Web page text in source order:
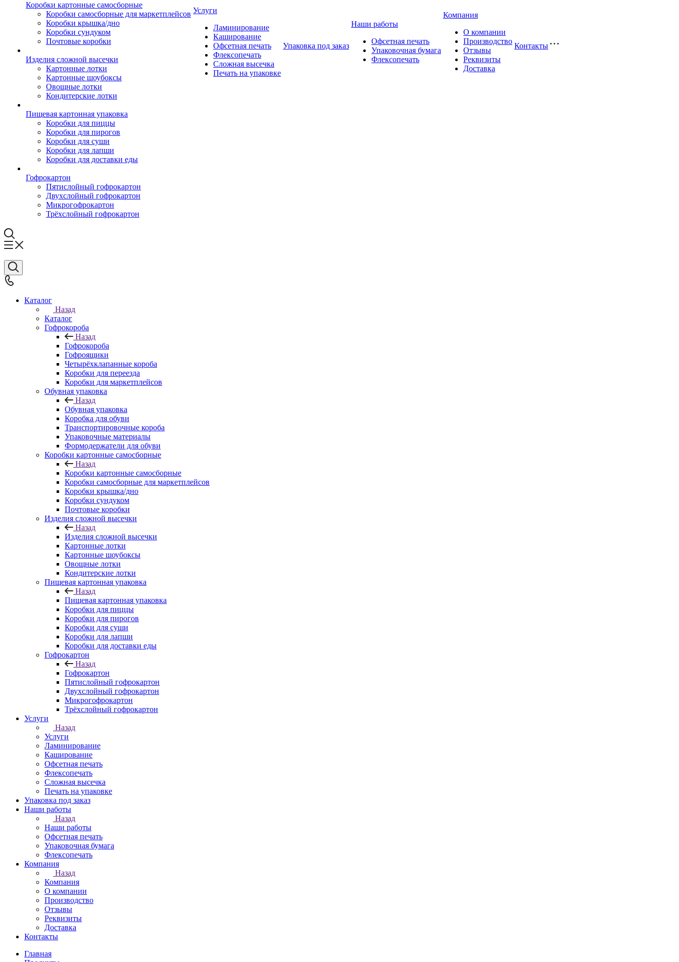
Коробки картонные самосборные
Коробки самосборные для маркетплейсов
Коробки крышка/дно
Коробки сундуком
Почтовые коробки
Изделия сложной высечки
Картонные лотки
Картонные шоубоксы
Овощные лотки
Кондитерские лотки
Пищевая картонная упаковка
Коробки для пиццы
Коробки для пирогов
Коробки для суши
Коробки для лапши
Коробки для доставки еды
Гофрокартон
Пятислойный гофрокартон
Двухслойный гофрокартон
Микрогофрокартон
Трёхслойный гофрокартон
Услуги
Ламинирование
Каширование
Офсетная печать
Флексопечать
Сложная высечка
Печать на упаковке
Упаковка под заказ
Наши работы
Офсетная печать
Упаковочная бумага
Флексопечать
Компания
О компании
Производство
Отзывы
Реквизиты
Доставка
Контакты
Каталог
Назад
Каталог
Гофрокороба
Назад
Гофрокороба
Гофроящики
Четырёхклапанные короба
Коробки для переезда
Коробки для маркетплейсов
Обувная упаковка
Назад
Обувная упаковка
Коробка для обуви
Транспортировочные короба
Упаковочные материалы
Формодержатели для обуви
Коробки картонные самосборные
Назад
Коробки картонные самосборные
Коробки самосборные для маркетплейсов
Коробки крышка/дно
Коробки сундуком
Почтовые коробки
Изделия сложной высечки
Назад
Изделия сложной высечки
Картонные лотки
Картонные шоубоксы
Овощные лотки
Кондитерские лотки
Пищевая картонная упаковка
Назад
Пищевая картонная упаковка
Коробки для пиццы
Коробки для пирогов
Коробки для суши
Коробки для лапши
Коробки для доставки еды
Гофрокартон
Назад
Гофрокартон
Пятислойный гофрокартон
Двухслойный гофрокартон
Микрогофрокартон
Трёхслойный гофрокартон
Услуги
Назад
Услуги
Ламинирование
Каширование
Офсетная печать
Флексопечать
Сложная высечка
Печать на упаковке
Упаковка под заказ
Наши работы
Назад
Наши работы
Офсетная печать
Упаковочная бумага
Флексопечать
Компания
Назад
Компания
О компании
Производство
Отзывы
Реквизиты
Доставка
Контакты
Главная